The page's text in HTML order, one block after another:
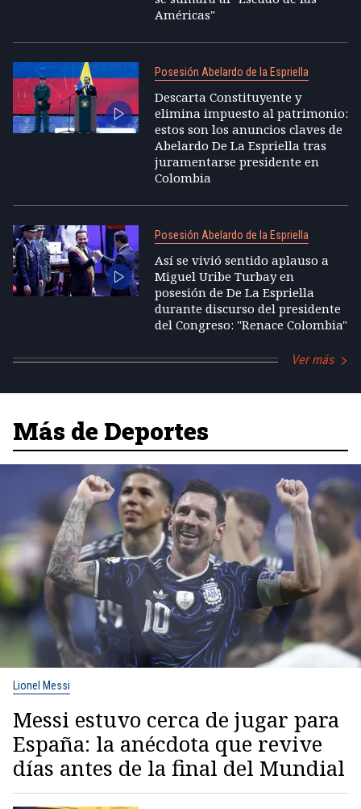
Américas"
Posesión Abelardo de la Espriella
Descarta Constituyente y
elimina impuesto al patrimonio:
estos son los anuncios claves de
Abelardo De La Espriella tras
juramentarse presidente en
Colombia
Posesión Abelardo de la Espriella
Así se vivió sentido aplauso a
Miguel Uribe Turbay en
posesión de De La Espriella
durante discurso del presidente
del Congreso: "Renace Colombia"
Ver más
Más de Deportes
Lionel Messi
Messi estuvo cerca de jugar para
España: la anécdota que revive
días antes de la final del Mundial